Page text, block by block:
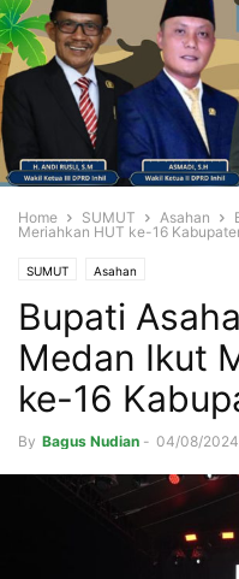
Home SUMUT Asahan
Meriahkan HUT ke-16
SUMUT Asahan
Bupati
Medan Ikut
ke-16
By Bagus Nudian - 04/08/2024